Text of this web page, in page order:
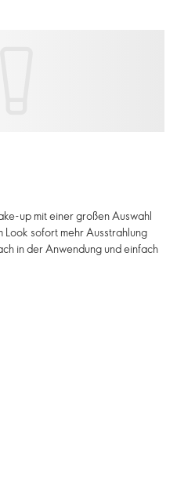
up mit einer großen Auswahl
sofort mehr Ausstrahlung
in der Anwendung und einfach